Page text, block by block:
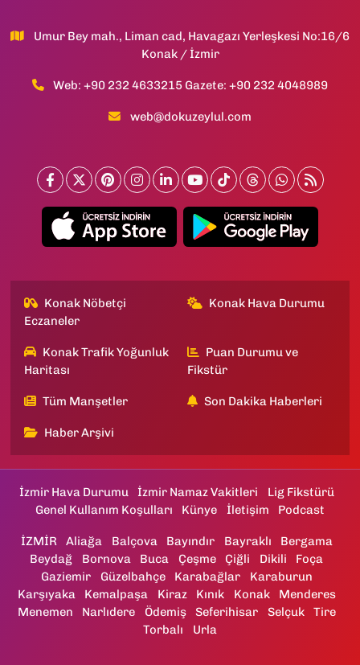
Umur Bey mah., Liman cad, Havagazı Yerleşkesi No:16/6
Konak / İzmir
Web: +90 232 4633215 Gazete: +90 232 4048989
web@dokuzeylul.com
Konak Nöbetçi
Eczaneler
Konak Hava Durumu
Konak Trafik Yoğunluk
Haritası
Puan Durumu ve
Fikstür
Tüm Manşetler Son Dakika Haberleri
Haber Arşivi
İzmir Hava Durumu İzmir Namaz Vakitleri
Lig Fikstürü
Genel Kullanım Koşulları
Künye İletişim Podcast
İZMİR Aliağa Balçova Bayındır Bayraklı
Bergama
Beydağ
Bornova Buca Çeşme Çiğli Dikili
Foça
Gaziemir
Güzelbahçe Karabağlar
Karaburun
Karşıyaka
Kemalpaşa Kiraz Kınık Konak
Menderes
Menemen
Narlıdere Ödemiş Seferihisar Selçuk
Tire
Torbalı
Urla